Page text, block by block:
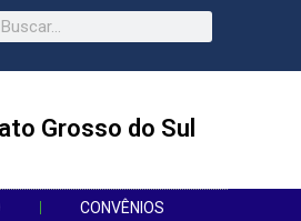
Grosso do Sul
CONVÊNIOS